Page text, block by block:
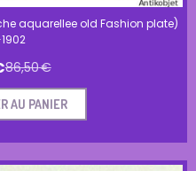
aquarellee old Fashion plate)
86,50€
AU PANIER